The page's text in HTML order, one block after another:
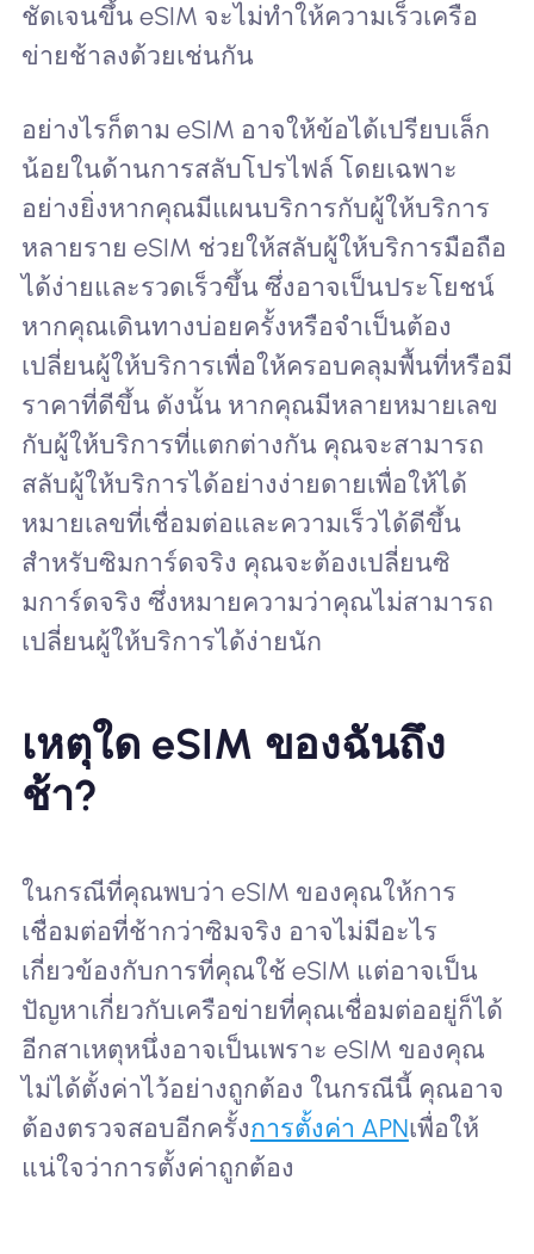
ชัดเจนขึ้น eSIM จะไม่ทำให้ความเร็วเครือ
ข่ายช้าลงด้วยเช่นกัน
อย่างไรก็ตาม eSIM อาจให้ข้อได้เปรียบเล็ก
น้อยในด้านการสลับโปรไฟล์ โดยเฉพาะ
อย่างยิ่งหากคุณมีแผนบริการกับผู้ให้บริการ
หลายราย eSIM ช่วยให้สลับผู้ให้บริการมือถือ
ได้ง่ายและรวดเร็วขึ้น ซึ่งอาจเป็นประโยชน์
หากคุณเดินทางบ่อยครั้งหรือจำเป็นต้อง
เปลี่ยนผู้ให้บริการเพื่อให้ครอบคลุมพื้นที่หรือมี
ราคาที่ดีขึ้น ดังนั้น หากคุณมีหลายหมายเลข
กับผู้ให้บริการที่แตกต่างกัน คุณจะสามารถ
สลับผู้ให้บริการได้อย่างง่ายดายเพื่อให้ได้
หมายเลขที่เชื่อมต่อและความเร็วได้ดีขึ้น
สำหรับซิมการ์ดจริง คุณจะต้องเปลี่ยนซิ
มการ์ดจริง ซึ่งหมายความว่าคุณไม่สามารถ
เปลี่ยนผู้ให้บริการได้ง่ายนัก
เหตุใด eSIM ของฉันถึง
ช้า?
ในกรณีที่คุณพบว่า eSIM ของคุณให้การ
เชื่อมต่อที่ช้ากว่าซิมจริง อาจไม่มีอะไร
เกี่ยวข้องกับการที่คุณใช้ eSIM แต่อาจเป็น
ปัญหาเกี่ยวกับเครือข่ายที่คุณเชื่อมต่ออยู่ก็ได้
อีกสาเหตุหนึ่งอาจเป็นเพราะ eSIM ของคุณ
ไม่ได้ตั้งค่าไว้อย่างถูกต้อง ในกรณีนี้ คุณอาจ
ต้องตรวจสอบอีกครั้งการตั้งค่า APNเพื่อให้
แน่ใจว่าการตั้งค่าถูกต้อง